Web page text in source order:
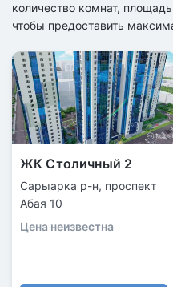
количество комнат,
чтобы предоставить
ЖК Столичный 2
Сарыарка р-н, проспект
Абая 10
Цена неизвестна